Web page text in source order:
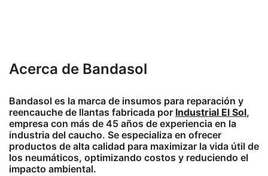
Acerca de Bandasol
Bandasol es la marca de insumos para reparación y
reencauche de llantas fabricada por Industrial El Sol,
empresa con más de 45 años de experiencia en la
industria del caucho. Se especializa en ofrecer
productos de alta calidad para maximizar la vida útil de
los neumáticos, optimizando costos y reduciendo el
impacto ambiental.